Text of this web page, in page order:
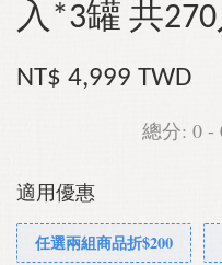
入*3罐 共
NT$ 4,999 TWD
總分: 0 -
適用優惠
任選兩組商品折$200